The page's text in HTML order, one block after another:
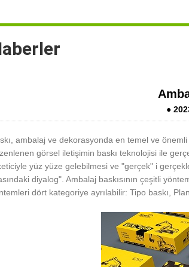
●
ambalaj ve dekorasyonda en temel ve önemli
görsel iletişimin baskı teknolojisi ile
yüz yüze gelebilmesi ve "gerçek" i
diyalog". Ambalaj baskısının çeşitli
dört kategoriye ayrılabilir: Tipo baskı,